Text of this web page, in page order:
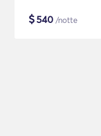
$540 /notte